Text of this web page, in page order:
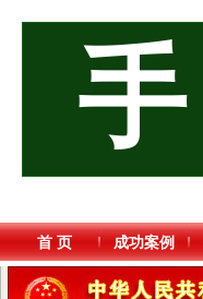
首 页 成功案例